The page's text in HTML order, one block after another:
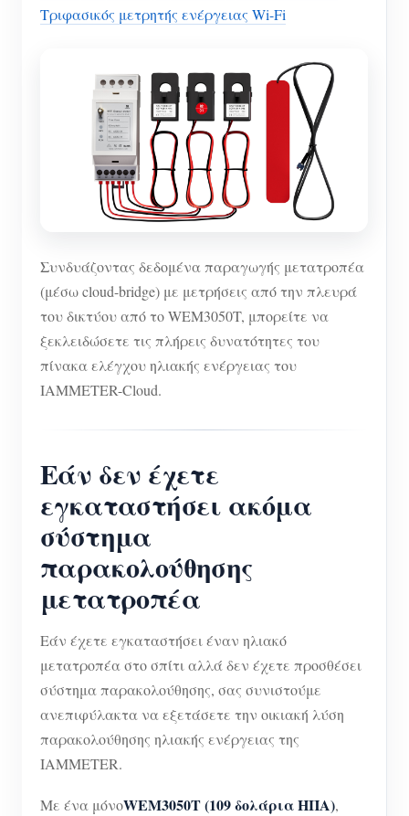
Τριφασικός μετρητής ενέργειας Wi-Fi
Συνδυάζοντας δεδομένα παραγωγής μετατροπέα
(μέσω cloud-bridge) με μετρήσεις από την πλευρά
του δικτύου από το WEM3050T, μπορείτε να
ξεκλειδώσετε τις πλήρεις δυνατότητες του
πίνακα ελέγχου ηλιακής ενέργειας του
IAMMETER-Cloud.
Εάν δεν έχετε
εγκαταστήσει ακόμα
σύστημα
παρακολούθησης
μετατροπέα
Εάν έχετε εγκαταστήσει έναν ηλιακό
μετατροπέα στο σπίτι αλλά δεν έχετε προσθέσει
σύστημα παρακολούθησης, σας συνιστούμε
ανεπιφύλακτα να εξετάσετε την οικιακή λύση
παρακολούθησης ηλιακής ενέργειας της
IAMMETER.
Με ένα μόνοWEM3050T (109 δολάρια ΗΠΑ),